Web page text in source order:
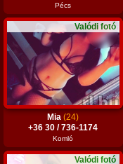
Pécs
Valódi fotó
Mia(24)
+36 30 / 736-1174
Komló
Valódi fotó